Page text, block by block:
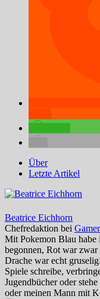
Über
Letzte Artikel
Beatrice Eichhorn
Chefredaktion bei
Mit Pokemon Blau habe
begonnen, Rot war zwar
Drache war echt
Spiele schreibe,
Jugendbücher oder
oder meinen Mann mit